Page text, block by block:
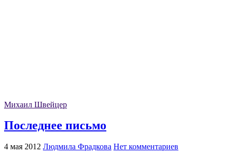
Михаил Швейцер
Последнее письмо
4 мая 2012 Людмила Фрадкова Нет комментариев